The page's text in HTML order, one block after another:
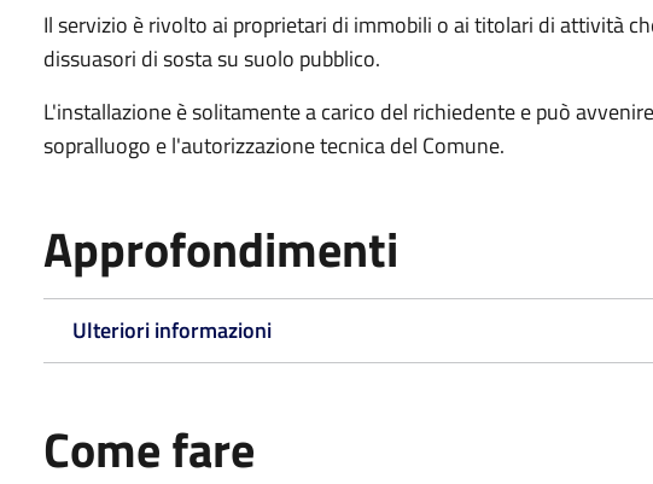
Il servizio è rivolto ai proprietari di immobili o ai titolari di attività
dissuasori di sosta su suolo pubblico.
L'installazione è solitamente a carico del richiedente e può
sopralluogo e l'autorizzazione tecnica del Comune.
Approfondimenti
Ulteriori informazioni
Come fare